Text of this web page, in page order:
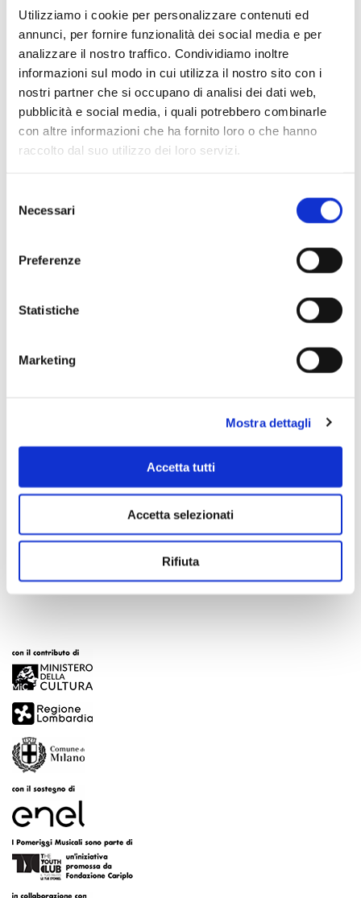
Utilizziamo i cookie per personalizzare contenuti ed
annunci, per fornire funzionalità dei social media e per
analizzare il nostro traffico. Condividiamo inoltre
informazioni sul modo in cui utilizza il nostro sito con i
nostri partner che si occupano di analisi dei dati web,
pubblicità e social media, i quali potrebbero combinarle
con altre informazioni che ha fornito loro o che hanno
raccolto dal suo utilizzo dei loro servizi.
delNecessari
Preferenze
Statistiche
Marketing
Mostra dettagli
Accetta tutti
Accetta selezionati
Rifiuta
Scopri di più
Scopri di più